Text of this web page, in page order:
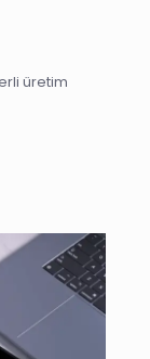
üretim